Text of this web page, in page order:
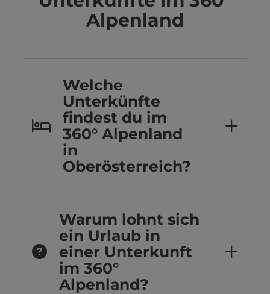
Alpenland
Welche
Unterkünfte
findest du im
360° Alpenland
in
Oberösterreich?
Warum lohnt sich
ein Urlaub in
einer Unterkunft
im 360°
Alpenland?